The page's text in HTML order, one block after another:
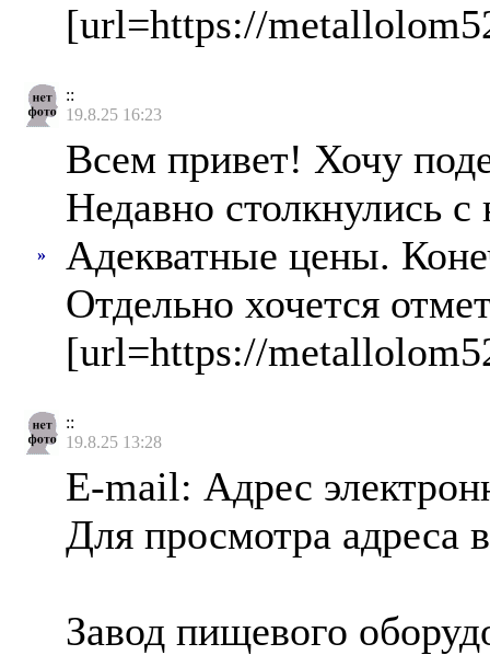
[url=https://
::
19.8.25 16:23
»
Всем привет! Хочу
Недавно столкнулись
Адекватные цены.
Отдельно хочется
[url=https://
::
19.8.25 13:28
E-mail: Адрес
Для просмотра адреса
Завод пищевого